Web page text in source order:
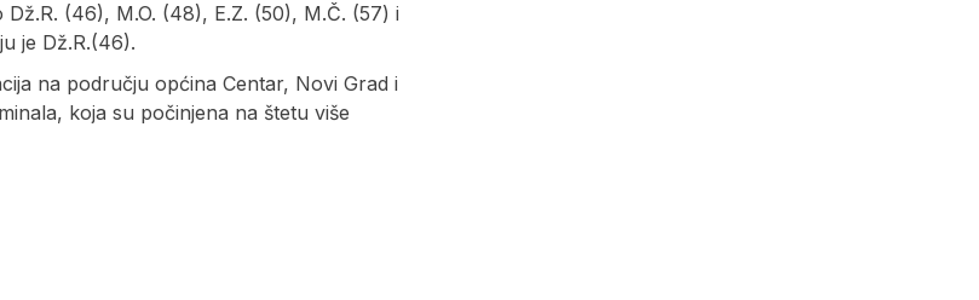
(46), M.O. (48), E.Z. (50), M.Č. (57) i
je Dž.R.(46).
na području općina Centar, Novi Grad i
koja su počinjena na štetu više